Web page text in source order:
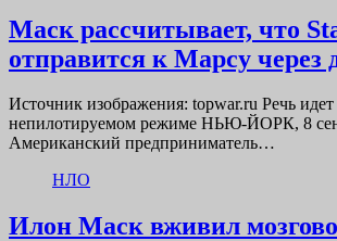
Маск рассчитывает, что
отправится к Марсу через
Источник изображения: topwar.ru Речь идет
непилотируемом режиме НЬЮ-ЙОРК, 8
Американский предприниматель…
НЛО
Илон Маск вживил